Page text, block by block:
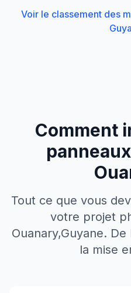
Voir le classement des
Comment
Tout ce que vous
votre projet
Ouanary,Guyane. De
la mise